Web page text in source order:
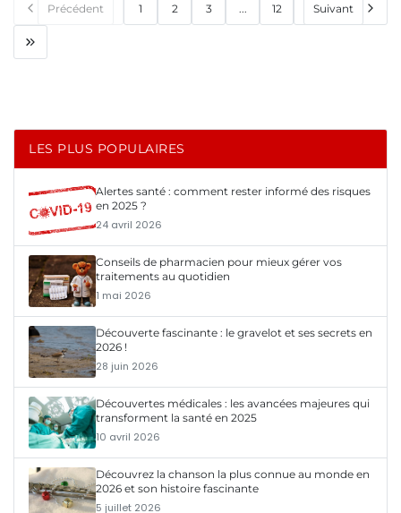
Précédent 1 2 3 ... 12 Suivant
LES PLUS POPULAIRES
Alertes santé : comment rester informé des risques
en 2025 ?
24 avril 2026
Conseils de pharmacien pour mieux gérer vos
traitements au quotidien
1 mai 2026
Découverte fascinante : le gravelot et ses secrets en
2026 !
28 juin 2026
Découvertes médicales : les avancées majeures qui
transforment la santé en 2025
10 avril 2026
Découvrez la chanson la plus connue au monde en
2026 et son histoire fascinante
5 juillet 2026